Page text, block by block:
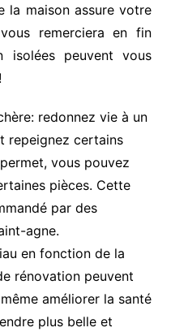
la maison assure votre
remerciera en fin
isolées peuvent vous
redonnez vie à un
repeignez certains
vous pouvez
pièces. Cette
par des
agne.
en fonction de la
rénovation peuvent
améliorer la santé
plus belle et